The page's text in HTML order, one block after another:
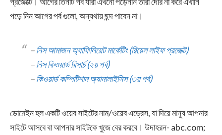
পড়ে নিন আগের পর্ব গুলো, অন্যথায় ছন্দ পাবেন না।
–নিস আমাজন অ্যাফিলিয়েট মার্কেটিং (রিয়েল লাইফ প্রজেক্ট)
–নিস কিওয়ার্ড রিসার্চ (২য় পর্ব)
–কিওয়ার্ড কম্পিটিশান অ্যানালাইসিস (৩য় পর্ব)
ডোমেইন হল একটি ওয়েব সাইটের নাম/ওয়েব এড্রেস, যা দিয়ে মানুষ আপনার
সাইটে আসবে বা আপনার সাইটকে খুজে বের করবে। উদাহরন- abc.com;